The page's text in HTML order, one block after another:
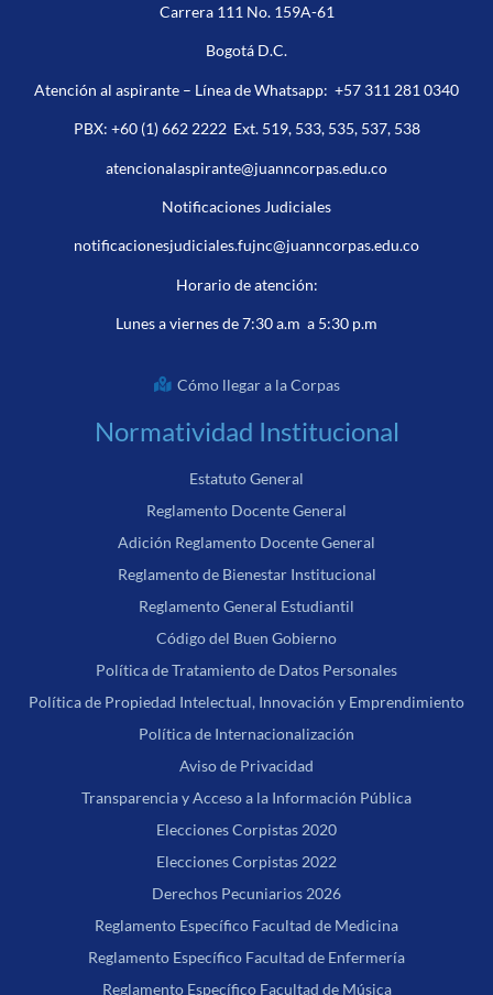
Carrera 111 No. 159A-61
Bogotá D.C.
Atención al aspirante – Línea de Whatsapp: +57 311 281 0340
PBX: +60 (1) 662 2222Ext. 519, 533, 535, 537, 538
atencionalaspirante@juanncorpas.edu.co
Notificaciones Judiciales
notificacionesjudiciales.fujnc@juanncorpas.edu.co
Horario de atención:
Lunes a viernes de 7:30 a.m a 5:30 p.m
Cómo llegar a la Corpas
Normatividad Institucional
Estatuto General
Reglamento Docente General
Adición Reglamento Docente General
Reglamento de Bienestar Institucional
Reglamento General Estudiantil
Código del Buen Gobierno
Política de Tratamiento de Datos Personales
Política de Propiedad Intelectual, Innovación y Emprendimiento
Política de Internacionalización
Aviso de Privacidad
Transparencia y Acceso a la Información Pública
Elecciones Corpistas 2020
Elecciones Corpistas 2022
Derechos Pecuniarios 2026
Reglamento Específico Facultad de Medicina
Reglamento Específico Facultad de Enfermería
Reglamento Específico Facultad de Música